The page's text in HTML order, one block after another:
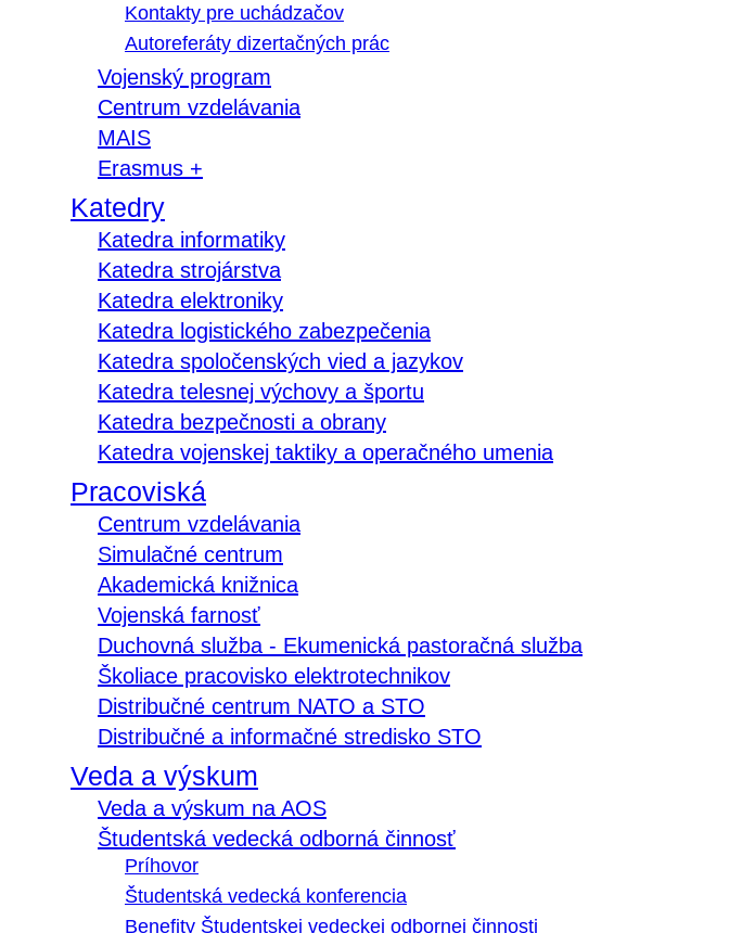
Kontakty pre uchádzačov
Autoreferáty dizertačných prác
Vojenský program
Centrum vzdelávania
MAIS
Erasmus +
Katedry
Katedra informatiky
Katedra strojárstva
Katedra elektroniky
Katedra logistického zabezpečenia
Katedra spoločenských vied a jazykov
Katedra telesnej výchovy a športu
Katedra bezpečnosti a obrany
Katedra vojenskej taktiky a operačného umenia
Pracoviská
Centrum vzdelávania
Simulačné centrum
Akademická knižnica
Vojenská farnosť
Duchovná služba - Ekumenická pastoračná služba
Školiace pracovisko elektrotechnikov
Distribučné centrum NATO a STO
Distribučné a informačné stredisko STO
Veda a výskum
Veda a výskum na AOS
Študentská vedecká odborná činnosť
Príhovor
Študentská vedecká konferencia
Benefity Študentskej vedeckej odbornej činnosti